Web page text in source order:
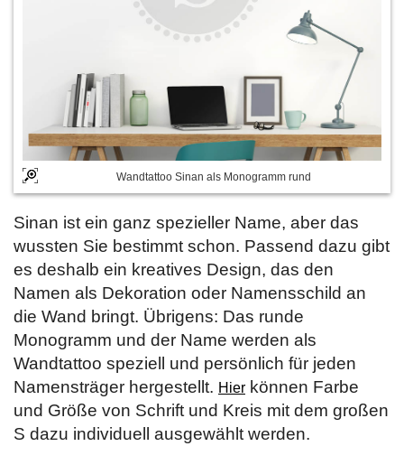
Wandtattoo Sinan als Monogramm rund
Sinan ist ein ganz spezieller Name, aber das
wussten Sie bestimmt schon. Passend dazu gibt
es deshalb ein kreatives Design, das den
Namen als Dekoration oder Namensschild an
die Wand bringt. Übrigens: Das runde
Monogramm und der Name werden als
Wandtattoo speziell und persönlich für jeden
Namensträger hergestellt. Hier können Farbe
und Größe von Schrift und Kreis mit dem großen
S dazu individuell ausgewählt werden.